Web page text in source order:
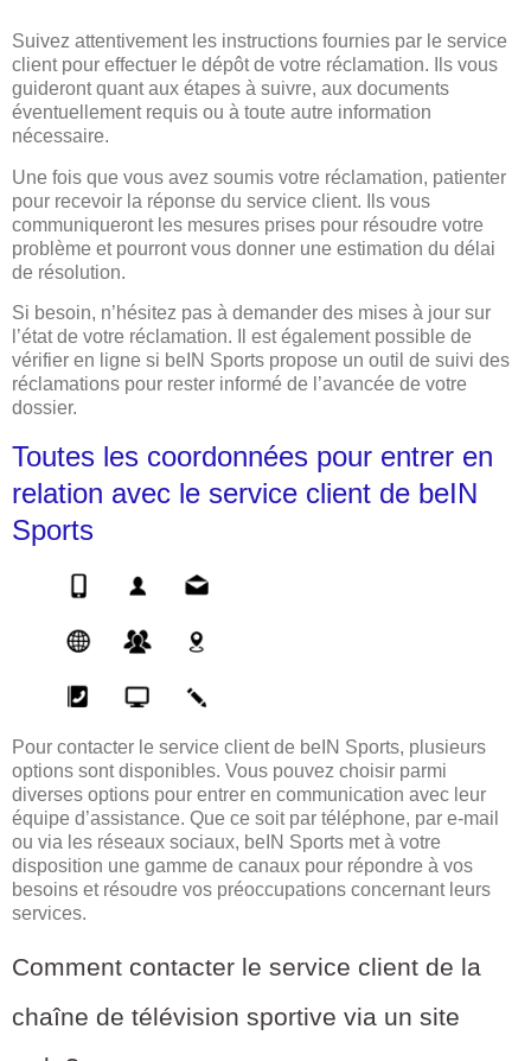
Suivez attentivement les instructions fournies par le service
client pour effectuer le dépôt de votre réclamation. Ils vous
guideront quant aux étapes à suivre, aux documents
éventuellement requis ou à toute autre information
nécessaire.
Une fois que vous avez soumis votre réclamation, patienter
pour recevoir la réponse du service client. Ils vous
communiqueront les mesures prises pour résoudre votre
problème et pourront vous donner une estimation du délai
de résolution.
Si besoin, n’hésitez pas à demander des mises à jour sur
l’état de votre réclamation. Il est également possible de
vérifier en ligne si beIN Sports propose un outil de suivi des
réclamations pour rester informé de l’avancée de votre
dossier.
Toutes les coordonnées pour entrer en
relation avec le service client de beIN
Sports
Pour contacter le service client de beIN Sports, plusieurs
options sont disponibles. Vous pouvez choisir parmi
diverses options pour entrer en communication avec leur
équipe d’assistance. Que ce soit par téléphone, par e-mail
ou via les réseaux sociaux, beIN Sports met à votre
disposition une gamme de canaux pour répondre à vos
besoins et résoudre vos préoccupations concernant leurs
services.
Comment contacter le service client de la
chaîne de télévision sportive via un site